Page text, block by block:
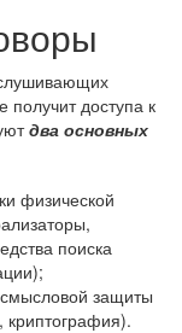
получит доступа к
два основных
физической
поиска
защиты